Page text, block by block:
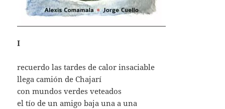
I
recuerdo las tardes de calor insaciable
llega camión de Chajarí
con mundos verdes veteados
el tío de un amigo baja una a una